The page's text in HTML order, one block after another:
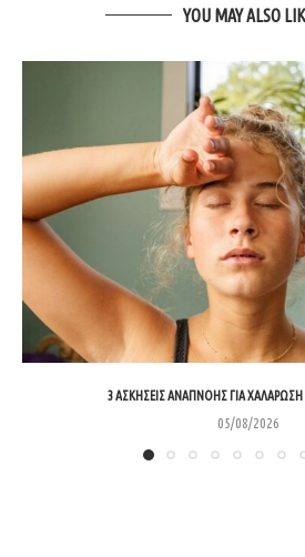
YOU MAY ALSO
3 ΑΣΚΉΣΕΙΣ ΑΝΑΠΝΟΉΣ ΓΙΑ
05/08/2026